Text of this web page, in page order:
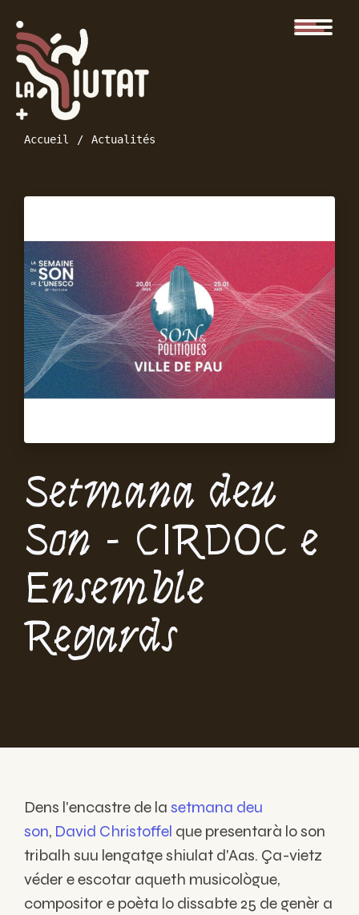
Accueil Actualités
Setmana deu
Son - CIRDOC e
Ensemble
Regards
Dens l'encastre de la setmana deu
son, David Christoffel que presentarà lo son
tribalh suu lengatge shiulat d'Aas. Ça-vietz
véder e escotar aqueth musicològue,
compositor e poèta lo dissabte 25 de genèr a